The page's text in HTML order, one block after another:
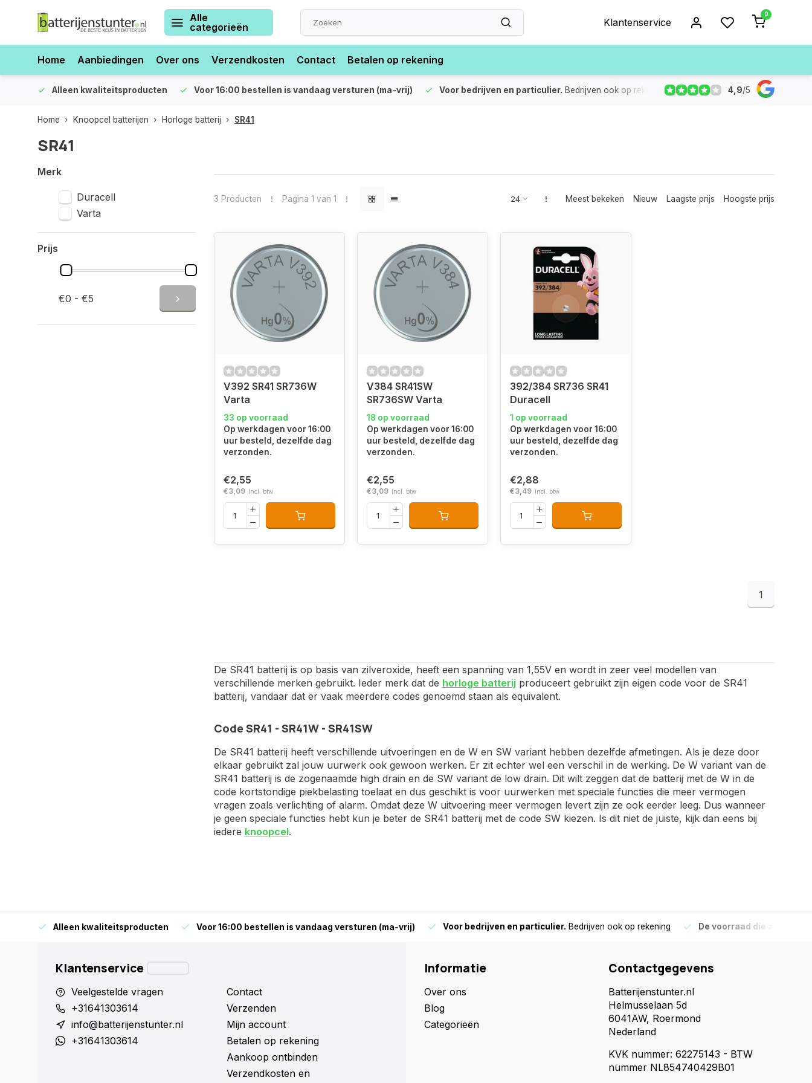
Alle
categorieën
Klantenservice
0
Home Aanbiedingen Over ons Verzendkosten Contact Betalen op rekening
Alleen kwaliteitsproducten Voor 16:00 bestellen is vandaag versturen (ma-vrij) Voor bedrijven en particulier. Bedrijven ook op rekening De voorraad die
4,9/5
Home Knoopcel batterijen Horloge batterij SR41
SR41
Merk
Duracell
Varta
Prijs
€0 - €5
3 Producten Pagina 1 van 1 Meest bekeken Nieuw Laagste prijs Hoogste prijs
V392 SR41 SR736W
Varta
33 op voorraad
Op werkdagen voor 16:00
uur besteld, dezelfde dag
verzonden.
€2,55
€3,09 Incl. btw
V384 SR41SW
SR736SW Varta
18 op voorraad
Op werkdagen voor 16:00
uur besteld, dezelfde dag
verzonden.
€2,55
€3,09 Incl. btw
392/384 SR736 SR41
Duracell
1 op voorraad
Op werkdagen voor 16:00
uur besteld, dezelfde dag
verzonden.
€2,88
€3,49 Incl. btw
1
De SR41 batterij is op basis van zilveroxide, heeft een spanning van 1,55V en wordt in zeer veel modellen van
verschillende merken gebruikt. Ieder merk dat de horloge batterij produceert gebruikt zijn eigen code voor de SR41
batterij, vandaar dat er vaak meerdere codes genoemd staan als equivalent.
Code SR41 - SR41W - SR41SW
De SR41 batterij heeft verschillende uitvoeringen en de W en SW variant hebben dezelfde afmetingen. Als je deze door
elkaar gebruikt zal jouw uurwerk ook gewoon werken. Er zit echter wel een verschil in de werking. De W variant van de
SR41 batterij is de zogenaamde high drain en de SW variant de low drain. Dit wilt zeggen dat de batterij met de W in de
code kortstondige piekbelasting toelaat en dus geschikt is voor uurwerken met speciale functies die meer vermogen
vragen zoals verlichting of alarm. Omdat deze W uitvoering meer vermogen levert zijn ze ook eerder leeg. Dus wanneer
je geen speciale functies hebt kun je beter de SR41 batterij met de code SW kiezen. Is dit niet de juiste, kijk dan eens bij
iedere knoopcel.
Alleen kwaliteitsproducten Voor 16:00 bestellen is vandaag versturen (ma-vrij) Voor bedrijven en particulier. Bedrijven ook op rekening De voorraad die
Klantenservice
Veelgestelde vragen
+31641303614
info@batterijenstunter.nl
+31641303614
Contact
Verzenden
Mijn account
Betalen op rekening
Aankoop ontbinden
Verzendkosten en
Informatie
Over ons
Blog
Categorieën
Contactgegevens
Batterijenstunter.nl
Helmusselaan 5d
6041AW, Roermond
Nederland
KVK nummer: 62275143 - BTW
nummer NL854740429B01